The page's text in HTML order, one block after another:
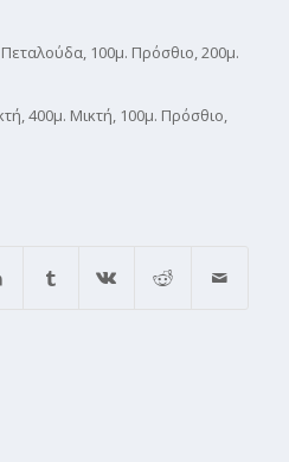
100μ. Πρόσθιο, 200μ.
400μ. Μικτή, 100μ. Πρόσθιο,